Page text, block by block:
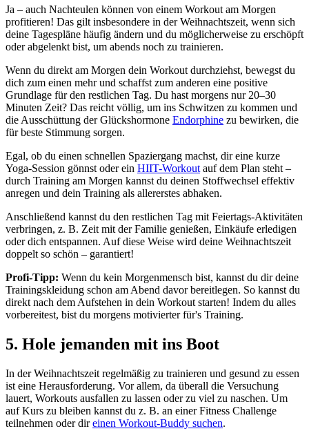
Ja – auch Nachteulen können von einem Workout am Morgen
profitieren! Das gilt insbesondere in der Weihnachtszeit, wenn sich
deine Tagespläne häufig ändern und du möglicherweise zu erschöpft
oder abgelenkt bist, um abends noch zu trainieren.
Wenn du direkt am Morgen dein Workout durchziehst, bewegst du
dich zum einen mehr und schaffst zum anderen eine positive
Grundlage für den restlichen Tag. Du hast morgens nur 20–30
Minuten Zeit? Das reicht völlig, um ins Schwitzen zu kommen und
die Ausschüttung der Glückshormone Endorphine zu bewirken, die
für beste Stimmung sorgen.
Egal, ob du einen schnellen Spaziergang machst, dir eine kurze
Yoga-Session gönnst oder ein HIIT-Workout auf dem Plan steht –
durch Training am Morgen kannst du deinen Stoffwechsel effektiv
anregen und dein Training als allererstes abhaken.
Anschließend kannst du den restlichen Tag mit Feiertags-Aktivitäten
verbringen, z. B. Zeit mit der Familie genießen, Einkäufe erledigen
oder dich entspannen. Auf diese Weise wird deine Weihnachtszeit
doppelt so schön – garantiert!
Profi-Tipp: Wenn du kein Morgenmensch bist, kannst du dir deine
Trainingskleidung schon am Abend davor bereitlegen. So kannst du
direkt nach dem Aufstehen in dein Workout starten! Indem du alles
vorbereitest, bist du morgens motivierter für's Training.
5. Hole jemanden mit ins Boot
In der Weihnachtszeit regelmäßig zu trainieren und gesund zu essen
ist eine Herausforderung. Vor allem, da überall die Versuchung
lauert, Workouts ausfallen zu lassen oder zu viel zu naschen. Um
auf Kurs zu bleiben kannst du z. B. an einer Fitness Challenge
teilnehmen oder direinen Workout-Buddy suchen.